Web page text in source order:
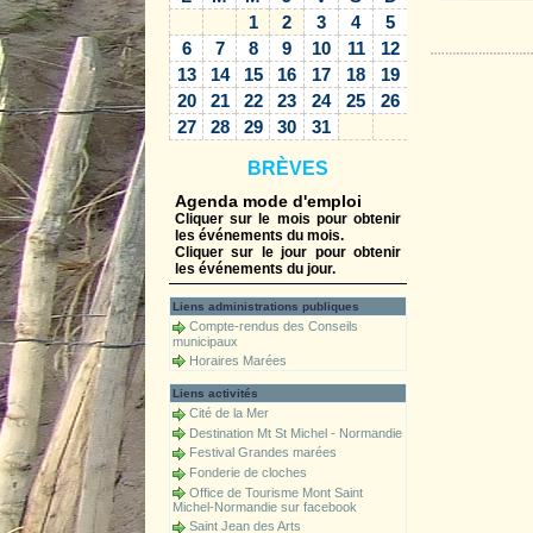
1
2 3 4
5
6
7 8 9 10 11
12
13
14 15 16 17 18
19
20
21 22 23 24 25
26
27
28 29 30 31
BRÈVES
Agenda mode d'emploi
Cliquer sur le mois pour obtenir
les événements du mois.
Cliquer sur le jour pour obtenir
les événements du jour.
Liens administrations publiques
Compte-rendus des Conseils
municipaux
Horaires Marées
Liens activités
Cité de la Mer
Destination Mt St Michel - Normandie
Festival Grandes marées
Fonderie de cloches
Office de Tourisme Mont Saint
Michel-Normandie sur facebook
Saint Jean des Arts